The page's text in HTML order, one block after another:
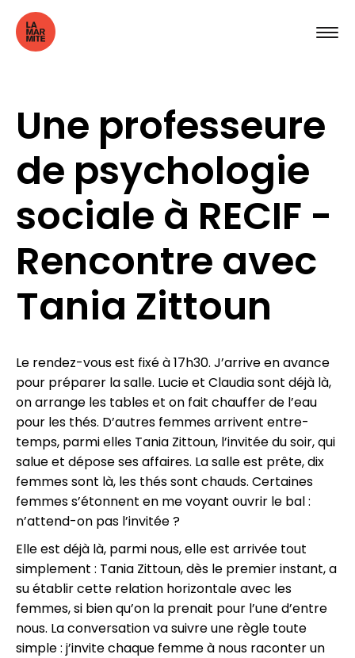
Une professeure
de psychologie
sociale à RECIF -
Rencontre avec
Tania Zittoun
Le rendez-vous est fixé à 17h30. J’arrive en avance
pour préparer la salle. Lucie et Claudia sont déjà là,
on arrange les tables et on fait chauffer de l’eau
pour les thés. D’autres femmes arrivent entre-
temps, parmi elles Tania Zittoun, l’invitée du soir, qui
salue et dépose ses affaires. La salle est prête, dix
femmes sont là, les thés sont chauds. Certaines
femmes s’étonnent en me voyant ouvrir le bal :
n’attend-on pas l’invitée ?
Elle est déjà là, parmi nous, elle est arrivée tout
simplement : Tania Zittoun, dès le premier instant, a
su établir cette relation horizontale avec les
femmes, si bien qu’on la prenait pour l’une d’entre
nous. La conversation va suivre une règle toute
simple : j’invite chaque femme à nous raconter un